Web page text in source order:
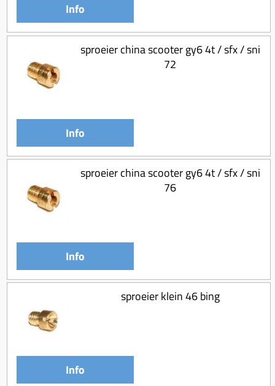
Info
sproeier china scooter gy6 4t / sfx / sni
72
Info
sproeier china scooter gy6 4t / sfx / sni
76
Info
sproeier klein 46 bing
Info